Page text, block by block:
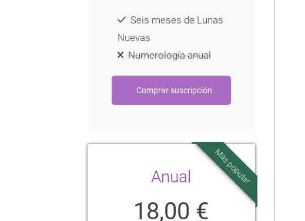
Seis meses de Lunas
Nuevas
Numerología anual
Anual Más popular
18,00 €